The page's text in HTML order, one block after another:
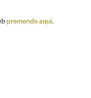
premendo aquí.